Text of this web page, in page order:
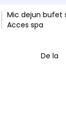
Mic dejun bufet
Acces spa
De la